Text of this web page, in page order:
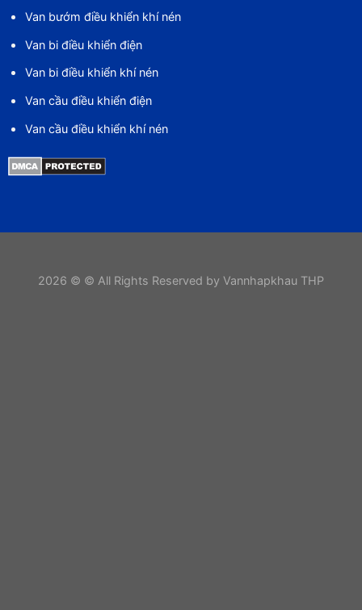
Van bướm điều khiển khí nén
Van bi điều khiển điện
Van bi điều khiển khí nén
Van cầu điều khiển điện
Van cầu điều khiển khí nén
2026 © © All Rights Reserved by Vannhapkhau THP